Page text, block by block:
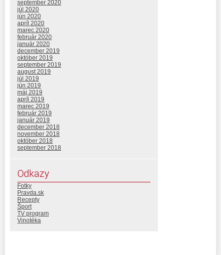
september 2020
júl 2020
jún 2020
apríl 2020
marec 2020
február 2020
január 2020
december 2019
október 2019
september 2019
august 2019
júl 2019
jún 2019
máj 2019
apríl 2019
marec 2019
február 2019
január 2019
december 2018
november 2018
október 2018
september 2018
Odkazy
Fotky
Pravda.sk
Recepty
Šport
TV program
Vinotéka